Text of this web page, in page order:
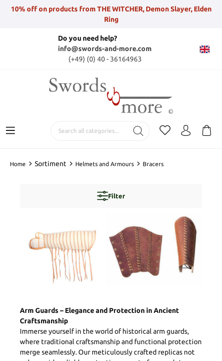
10% off on products from THE WITCHER, Demon Slayer, Elden
Ring
Do you need help?
info@swords-and-more.com
(+49) (0) 40 - 36164963
Home Sortiment Helmets and Armours Bracers
Filter
Arm Guards – Elegance and Protection in Ancient
Craftsmanship
Immerse yourself in the world of historical arm guards,
where traditional craftsmanship and functional protection
merge seamlessly. Our meticulously crafted replicas not